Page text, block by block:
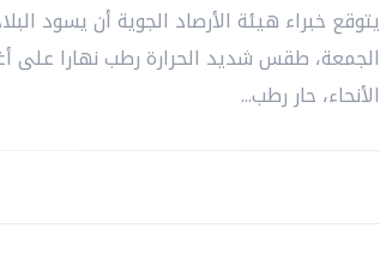
يتوقع خبراء هيئة الأرصاد الجوية أن يسود
الجمعة، طقس شديد الحرارة رطب نهارا على
الأنحاء، حار رطب...